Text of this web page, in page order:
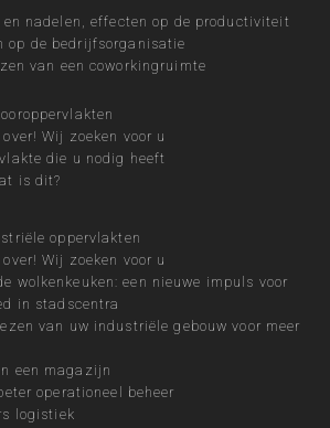
en nadelen, effecten op de productiviteit
op de bedrijfsorganisatie
van een coworkingruimte
Wij zoeken voor u
die u nodig heeft
is dit?
oppervlakten
Wij zoeken voor u
wolkenkeuken: een nieuwe impuls voor
in stadscentra
van uw industriële gebouw voor meer
een magazijn
operationeel beheer
logistiek